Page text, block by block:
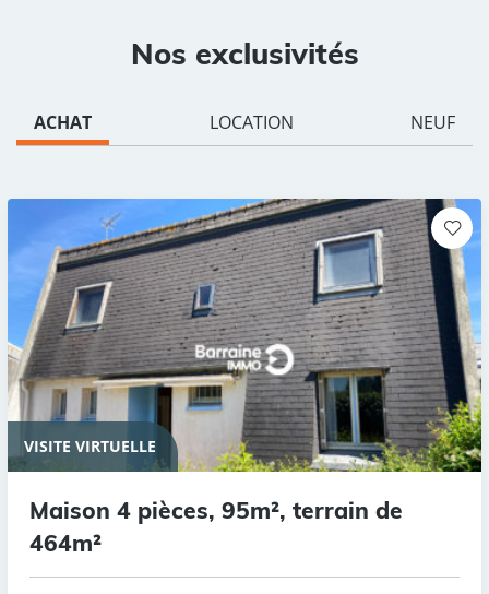
Nos exclusivités
ACHAT LOCATION NEUF
VISITE VIRTUELLE
Maison 4 pièces, 95m², terrain de
464m²